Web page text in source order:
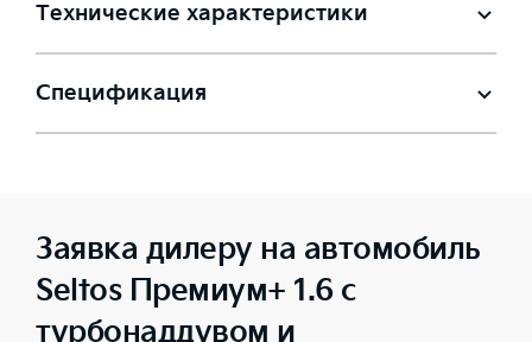
Технические характеристики
Спецификация
Заявка дилеру на автомобиль
Seltos Премиум+ 1.6 с
турбонаддувом и